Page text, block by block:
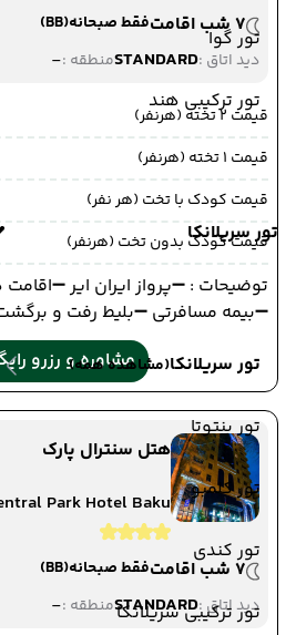
تور گوا
تور ترکیبی هند
تور سریلانکا
تور سریلانکا(مشاهده همه)
تور بنتوتا
تور کلمبو
تور کندی
تور ترکیبی سریلانکا
7 شب اقامت
فقط صبحانه(BB)
دید اتاق :STANDARDمنطقه :-
قیمت 2 تخته (هرنفر)
قیمت 1 تخته (هرنفر)
قیمت کودک با تخت (هر نفر)
قیمت کودک بدون تخت (هرنفر)
توضیحات : ➖پرواز ایران ایر
➖بیمه مسافرتی ➖بلیط رفت و
مشاوره و رزرو
هتل سنترال پارک
Park Hotel Baku
7 شب اقامت
فقط صبحانه(BB)
دید اتاق :STANDARDمنطقه :-